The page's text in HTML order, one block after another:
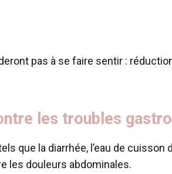
pas à se faire sentir :
les troubles
que la diarrhée, l’eau de
les douleurs abdominales.